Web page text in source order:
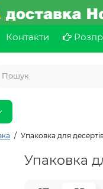
Контакти
Упаковка для
Упаковка